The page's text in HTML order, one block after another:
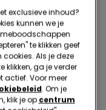
exclusieve inhoud?
kunnen we je
te klikken geef
Als je deze
klikken, ga je verder
actief. Voor meer
. Om je
klik je op centrum